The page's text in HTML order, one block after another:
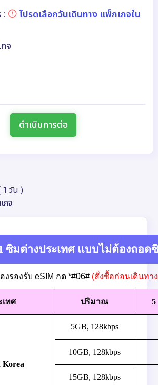
:
โปรดเลือกวันเดินทาง แพ็กเกจใน
จ
ดำเนินการต่อ
1 วัน )
กจ
ซิมต่างประเทศ แบบไม่ต้องถอด
งรองรับ eSIM กด *#06# (สั่งซื้อก่อนเดินทา
เทศ ปริมาณ 5
Korea
5GB, 128kbps
10GB, 128kbps
15GB, 128kbps